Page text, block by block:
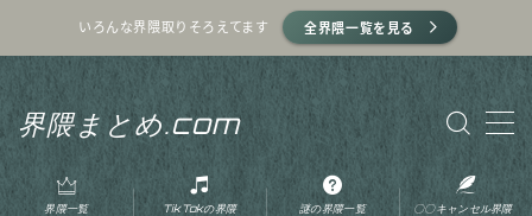
いろんな界隈取りそろえてます 全界隈一覧を見る
界隈まとめ.com
MENU
ホーム
界隈一覧 TikTokの界隈 謎の界隈一覧
〇〇キャンセル界隈